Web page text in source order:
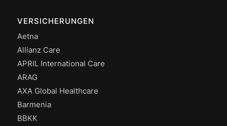
VERSICHERUNGEN
Aetna
Allianz Care
APRIL International Care
ARAG
AXA Global Healthcare
Barmenia
BBKK